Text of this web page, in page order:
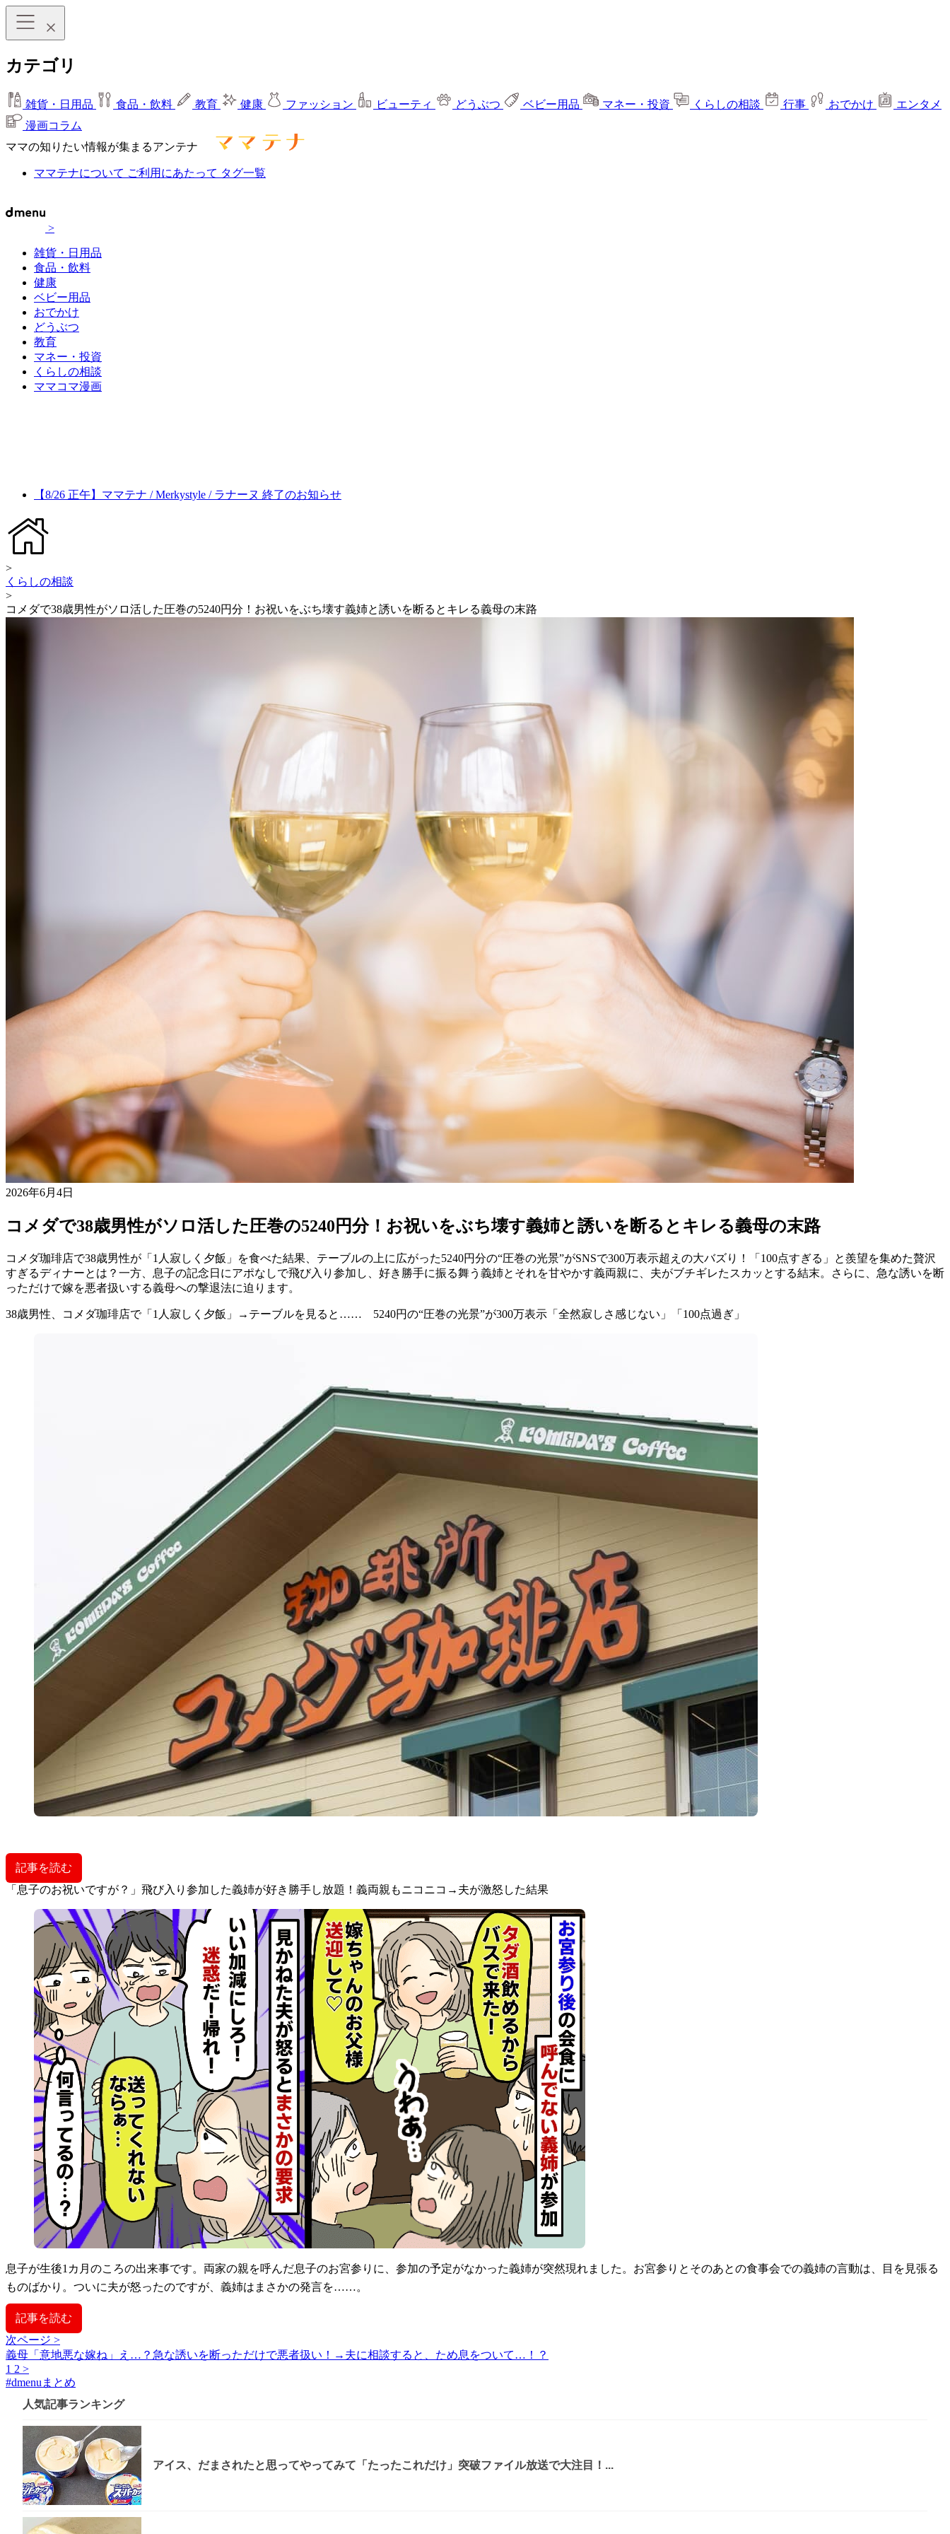
カテゴリ
雑貨・日用品 食品・飲料 教育 健康 ファッション ビューティ どうぶつ ベビー用品 マネー・投資 くらしの相談 行事 おでかけ
エンタメ
漫画コラム
ママの知りたい情報が集まるアンテナ
ママテナについて ご利用にあたって タグ一覧
>
雑貨・日用品
食品・飲料
健康
ベビー用品
おでかけ
どうぶつ
教育
マネー・投資
くらしの相談
ママコマ漫画
【8/26 正午】ママテナ / Merkystyle / ラナーヌ 終了のお知らせ
>
くらしの相談
>
コメダで38歳男性がソロ活した圧巻の5240円分！お祝いをぶち壊す義姉と誘いを断るとキレる義母の末路
2026年6月4日
コメダで38歳男性がソロ活した圧巻の5240円分！お祝いをぶち壊す義姉と誘いを断るとキレる義母の末路
コメダ珈琲店で38歳男性が「1人寂しく夕飯」を食べた結果、テーブルの上に広がった5240円分の“圧巻の光景”がSNSで300万表示超えの大バズり！「100点すぎる」と羨望を集めた贅沢
すぎるディナーとは？一方、息子の記念日にアポなしで飛び入り参加し、好き勝手に振る舞う義姉とそれを甘やかす義両親に、夫がブチギレたスカッとする結末。さらに、急な誘いを断
っただけで嫁を悪者扱いする義母への撃退法に迫ります。
38歳男性、コメダ珈琲店で「1人寂しく夕飯」→テーブルを見ると…… 5240円の“圧巻の光景”が300万表示「全然寂しさ感じない」「100点過ぎ」
記事を読む
「息子のお祝いですが？」飛び入り参加した義姉が好き勝手し放題！義両親もニコニコ→夫が激怒した結果
息子が生後1カ月のころの出来事です。両家の親を呼んだ息子のお宮参りに、参加の予定がなかった義姉が突然現れました。お宮参りとそのあとの食事会での義姉の言動は、目を見張る
ものばかり。ついに夫が怒ったのですが、義姉はまさかの発言を……。
記事を読む
次ページ >
義母「意地悪な嫁ね」え…？急な誘いを断っただけで悪者扱い！→夫に相談すると、ため息をついて…！？
1 2 >
#dmenuまとめ
人気記事ランキング
アイス、だまされたと思ってやってみて「たったこれだけ」突破ファイル放送で大注目！...